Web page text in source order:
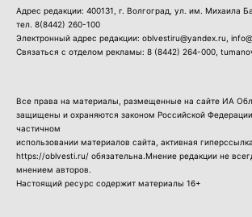
Адрес редакции: 400131, г. Волгоград, ул. им. Михаила
тел. 8(8442) 260-100
Электронный адрес редакции: oblvestiru@yandex.ru,
Связаться с отделом рекламы: 8 (8442) 264-000 ,
Все права на материалы, размещенные на сайте ИА
защищены и охраняются законом Российской
частичном
использовании материалов сайта, активная
https://oblvesti.ru/ обязательна.Мнение редакции не
мнением авторов.
Настоящий ресурс содержит материалы 16+